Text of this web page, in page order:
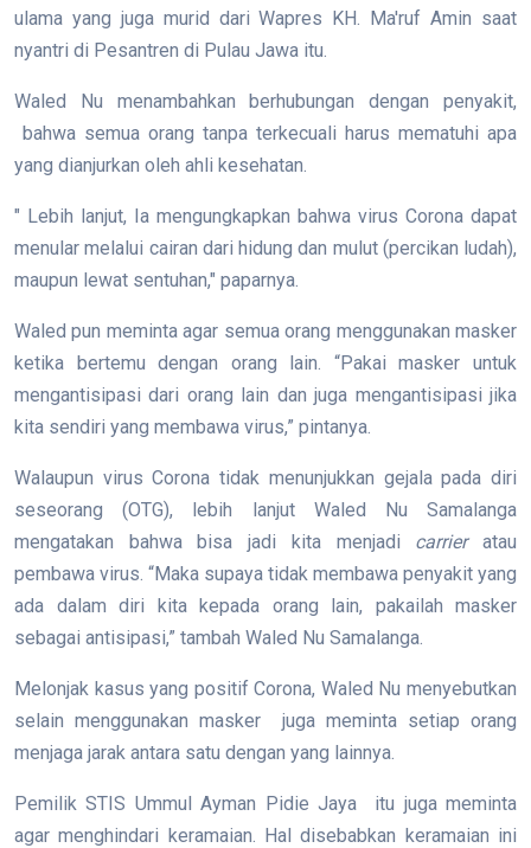
ulama yang juga murid dari Wapres KH. Ma'ruf Amin saat
nyantri di Pesantren di Pulau Jawa itu.
Waled Nu menambahkan berhubungan dengan penyakit,
bahwa semua orang tanpa terkecuali harus mematuhi apa
yang dianjurkan oleh ahli kesehatan.
" Lebih lanjut, Ia mengungkapkan bahwa virus Corona dapat
menular melalui cairan dari hidung dan mulut (percikan ludah),
maupun lewat sentuhan," paparnya.
Waled pun meminta agar semua orang menggunakan masker
ketika bertemu dengan orang lain. “Pakai masker untuk
mengantisipasi dari orang lain dan juga mengantisipasi jika
kita sendiri yang membawa virus,” pintanya.
Walaupun virus Corona tidak menunjukkan gejala pada diri
seseorang (OTG), lebih lanjut Waled Nu Samalanga
mengatakan bahwa bisa jadi kita menjadi carrieratau
pembawa virus. “Maka supaya tidak membawa penyakit yang
ada dalam diri kita kepada orang lain, pakailah masker
sebagai antisipasi,” tambah Waled Nu Samalanga.
Melonjak kasus yang positif Corona, Waled Nu menyebutkan
selain menggunakan masker juga meminta setiap orang
menjaga jarak antara satu dengan yang lainnya.
Pemilik STIS Ummul Ayman Pidie Jaya itu juga meminta
agar menghindari keramaian. Hal disebabkan keramaian ini